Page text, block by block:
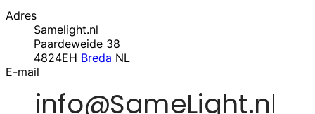
Adres
Samelight.nl
Paardeweide 38
4824EH Breda NL
E-mail